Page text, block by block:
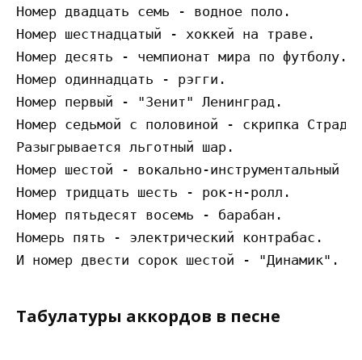
Номер двадцать семь - водное поло.
Номер шестнадцатый - хоккей на траве.
Номер десять - чемпионат мира по футболу.
Номер одиннадцать - рэгги.
Номер первый - "Зенит" Ленинград.
Номер седьмой с половиной - скрипка
Разыгрывается льготный шар.
Номер шестой - вокально-инструментальный
Номер тридцать шесть - рок-н-ролл.
Номер пятьдесят восемь - барабан.
Номерь пять - электрический контрабас.
Табулатуры аккордов в песне